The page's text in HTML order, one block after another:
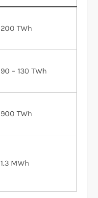
200 TWh
90 – 130 TWh
900 TWh
1.3 MWh